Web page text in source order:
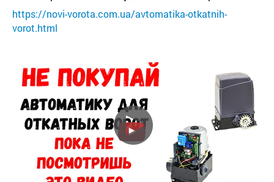
https://novi-vorota.com.ua/avtomatika-otkatnih-
vorot.html